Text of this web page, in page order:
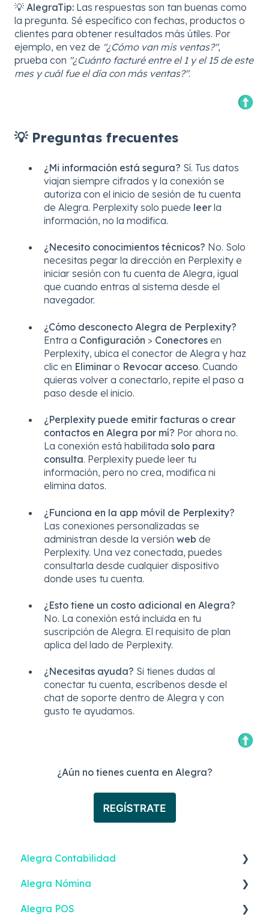
💡 AlegraTip: Las respuestas son tan buenas como
la pregunta. Sé específico con fechas, productos o
clientes para obtener resultados más útiles. Por
ejemplo, en vez de "¿Cómo van mis ventas?",
prueba con "¿Cuánto facturé entre el 1 y el 15 de este
mes y cuál fue el día con más ventas?".
💡 Preguntas frecuentes
¿Mi información está segura? Sí. Tus datos
viajan siempre cifrados y la conexión se
autoriza con el inicio de sesión de tu cuenta
de Alegra. Perplexity solo puede leer la
información, no la modifica.
¿Necesito conocimientos técnicos? No. Solo
necesitas pegar la dirección en Perplexity e
iniciar sesión con tu cuenta de Alegra, igual
que cuando entras al sistema desde el
navegador.
¿Cómo desconecto Alegra de Perplexity?
Entra a Configuración > Conectores en
Perplexity, ubica el conector de Alegra y haz
clic en Eliminar o Revocar acceso. Cuando
quieras volver a conectarlo, repite el paso a
paso desde el inicio.
¿Perplexity puede emitir facturas o crear
contactos en Alegra por mí? Por ahora no.
La conexión está habilitada solo para
consulta. Perplexity puede leer tu
información, pero no crea, modifica ni
elimina datos.
¿Funciona en la app móvil de Perplexity?
Las conexiones personalizadas se
administran desde la versión web de
Perplexity. Una vez conectada, puedes
consultarla desde cualquier dispositivo
donde uses tu cuenta.
¿Esto tiene un costo adicional en Alegra?
No. La conexión está incluida en tu
suscripción de Alegra. El requisito de plan
aplica del lado de Perplexity.
¿Necesitas ayuda? Si tienes dudas al
conectar tu cuenta, escríbenos desde el
chat de soporte dentro de Alegra y con
gusto te ayudamos.
¿Aún no tienes cuenta en Alegra?
Alegra Contabilidad
Facturación Electrónica
Ingresos
Alegra Nómina
Nómina Electrónica
Alegra POS